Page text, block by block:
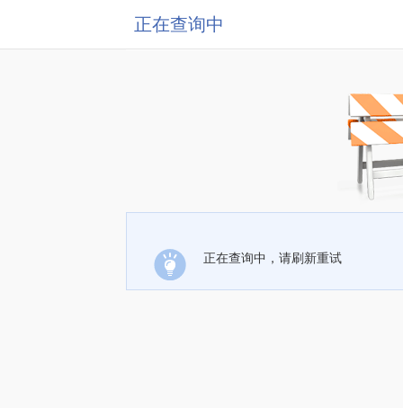
正在查询中
正在查询中，请刷新重试